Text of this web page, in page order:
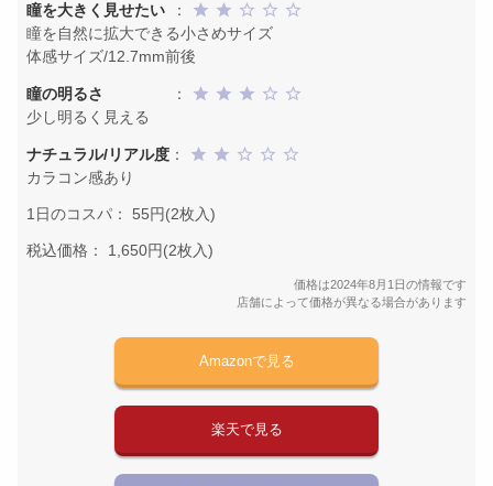
瞳を大きく見せたい
：
瞳を自然に拡大できる小さめサイズ
体感サイズ/12.7mm前後
瞳の明るさ
：
少し明るく見える
ナチュラル/リアル度 ：
カラコン感あり
1日のコスパ： 55円(2枚入)
税込価格： 1,650円(2枚入)
価格は2024年8月1日の情報です
店舗によって価格が異なる場合があります
Amazonで見る
楽天で見る